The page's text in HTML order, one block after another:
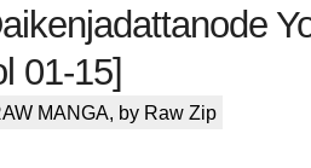
01-15]
MANGA, by Raw Zip